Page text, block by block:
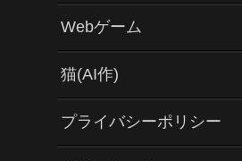
Webゲーム
猫(AI作)
プライバシーポリシー